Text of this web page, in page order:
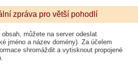
zpráva pro větší pohodlí
můžete na server odeslat
jméno a název domény). Za účelem
shromáždit a vytisknout propojené